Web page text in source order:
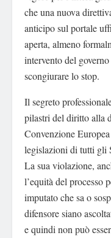
che una nuova
anticipo sul portale
aperta, almeno
intervento del
scongiurare lo stop.
Il segreto
pilastri del diritto alla
Convenzione
legislazioni di tutti gli
La sua violazione,
l’equità del processo
imputato che sa o
difensore siano
e quindi non può